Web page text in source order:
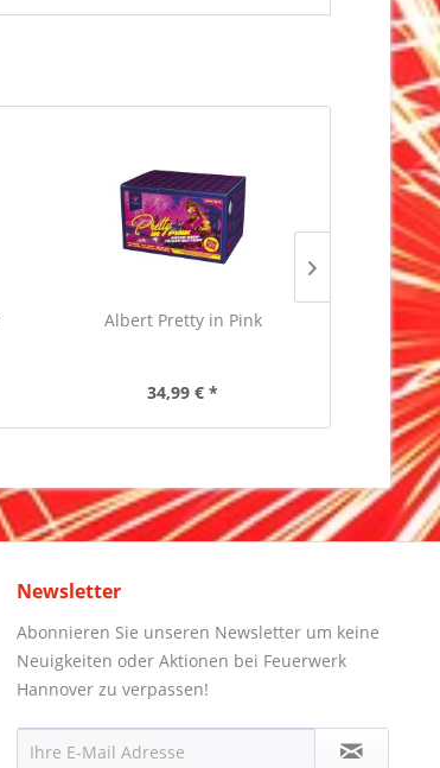
Albert Pretty in Pink
34,99 € *
Newsletter
Abonnieren Sie unseren Newsletter um keine
Neuigkeiten oder Aktionen bei Feuerwerk
Hannover zu verpassen!